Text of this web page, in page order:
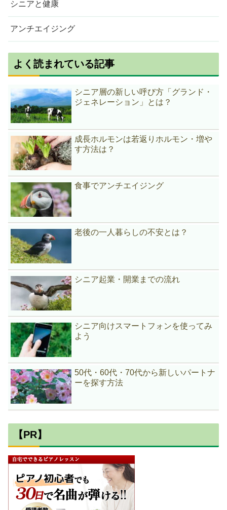
シニアと健康
アンチエイジング
よく読まれている記事
シニア層の新しい呼び方「グランド・
ジェネレーション」とは？
成長ホルモンは若返りホルモン・増や
す方法は？
食事でアンチエイジング
老後の一人暮らしの不安とは？
シニア起業・開業までの流れ
シニア向けスマートフォンを使ってみ
よう
50代・60代・70代から新しいパートナ
ーを探す方法
【PR】